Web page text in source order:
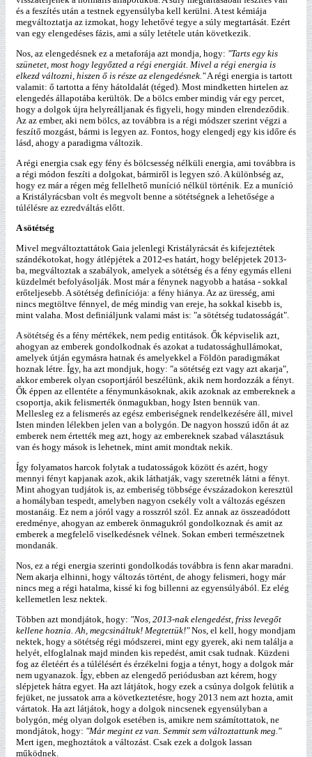
és a feszítés után a testnek egyensúlyba kell kerülni. A test kémiája
megváltoztatja az izmokat, hogy lehetővé tegye a súly megtartását. Ezért
van egy elengedéses fázis, ami a súly letétele után következik.
Nos, az elengedésnek ez a metaforája azt mondja, hogy: "Tarts egy kis
szünetet, most hogy legyőzted a régi energiát. Mivel a régi energia is
elkezd változni, hiszen ő is része az elengedésnek."A régi energia is tartott
valamit: ő tartotta a fény hátoldalát (téged). Most mindketten hirtelen az
elengedés állapotába kerültök. De a bölcs ember mindig vár egy percet,
hogy a dolgok újra helyreálljanak és figyeli, hogy minden elrendeződik.
Az az ember, aki nem bölcs, az továbbra is a régi módszer szerint végzi a
feszítő mozgást, bármi is legyen az. Fontos, hogy elengedj egy kis időre és
lásd, ahogy a paradigma változik.
A régi energia csak egy fény és bölcsesség nélküli energia, ami továbbra is
a régi módon feszíti a dolgokat, bármiről is legyen szó. A különbség az,
hogy ez már a régen még fellelhető muníció nélkül történik. Ez a muníció
a Kristályrácsban volt és megvolt benne a sötétségnek a lehetősége a
túlélésre az ezredváltás előtt.
A sötétség
Mivel megváltoztattátok Gaia jelenlegi Kristályrácsát és kifejeztétek
szándékotokat, hogy átlépjétek a 2012-es határt, hogy belépjetek 2013-
ba, megváltoztak a szabályok, amelyek a sötétség és a fény egymás elleni
küzdelmét befolyásolják. Most már a fénynek nagyobb a hatása - sokkal
erőteljesebb. A sötétség definíciója: a fény hiánya. Az az üresség, ami
nincs megtöltve fénnyel, de még mindig van ereje, ha sokkal kisebb is,
mint valaha. Most definiáljunk valami mást is: "a sötétség tudatosságát".
A sötétség és a fény mértékek, nem pedig entitások. Ők képviselik azt,
ahogyan az emberek gondolkodnak és azokat a tudatossághullámokat,
amelyek útján egymásra hatnak és amelyekkel a Földön paradigmákat
hoznak létre. Így, ha azt mondjuk, hogy: "a sötétség ezt vagy azt akarja",
akkor emberek olyan csoportjáról beszélünk, akik nem hordozzák a fényt.
Ők éppen az ellentéte a fénymunkásoknak, akik azoknak az embereknek a
csoportja, akik felismerték önmagukban, hogy Isten bennük van.
Mellesleg ez a felismerés az egész emberiségnek rendelkezésére áll, mivel
Isten minden lélekben jelen van a bolygón. De nagyon hosszú időn át az
emberek nem értették meg azt, hogy az embereknek szabad választásuk
van és hogy mások is lehetnek, mint amit mondtak nekik.
Így folyamatos harcok folytak a tudatosságok között és azért, hogy
mennyi fényt kapjanak azok, akik láthatják, vagy szeretnék látni a fényt.
Mint ahogyan tudjátok is, az emberiség többsége évszázadokon keresztül
a homályban tespedt, amelyben nagyon csekély volt a változás egészen
mostanáig. Ez nem a jóról vagy a rosszról szól. Ez annak az összeadódott
eredménye, ahogyan az emberek önmagukról gondolkoznak és amit az
emberek a megfelelő viselkedésnek vélnek. Sokan emberi természetnek
mondanák.
Nos, ez a régi energia szerinti gondolkodás továbbra is fenn akar maradni.
Nem akarja elhinni, hogy változás történt, de ahogy felismeri, hogy már
nincs meg a régi hatalma, kissé ki fog billenni az egyensúlyából. Ez elég
kellemetlen lesz nektek.
Többen azt mondjátok, hogy: "Nos, 2013-nak elengedést, friss levegőt
kellene hoznia. Ah, megcsináltuk! Megtettük!"Nos, el kell, hogy mondjam
nektek, hogy a sötétség régi módszerei, mint egy gyerek, aki nem találja a
helyét, elfoglalnak majd minden kis repedést, amit csak tudnak. Küzdeni
fog az életéért és a túlélésért és érzékelni fogja a tényt, hogy a dolgok már
nem ugyanazok. Így, ebben az elengedő periódusban azt kérem, hogy
slépjetek hátra egyet. Ha azt látjátok, hogy ezek a csúnya dolgok felütik a
fejüket, ne jussatok arra a következtetésre, hogy 2013 nem azt hozta, amit
vártatok. Ha azt látjátok, hogy a dolgok nincsenek egyensúlyban a
bolygón, még olyan dolgok esetében is, amikre nem számítottatok, ne
mondjátok, hogy: "Már megint ez van. Semmit sem változtattunk meg."
Mert igen, meghoztátok a változást. Csak ezek a dolgok lassan
működnek.